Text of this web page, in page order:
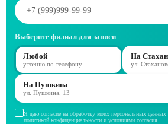
Выберите филиал для записи
Любой
уточню по телефону
На
ул.
На Пушкина
ул. Пушкина, 13
Я даю согласие на обработку моих персональных данных
политикой конфиденциальности и условиями согласия